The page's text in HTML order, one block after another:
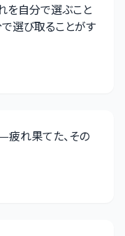
を自分で選ぶこと
選び取ることがす
疲れ果てた、その